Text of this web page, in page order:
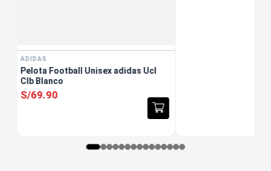
ADIDAS
Pelota Football Unisex adidas Ucl
Clb Blanco
S/69.90